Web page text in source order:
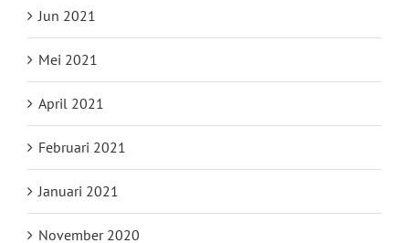
Jun 2021
Mei 2021
April 2021
Februari 2021
Januari 2021
November 2020